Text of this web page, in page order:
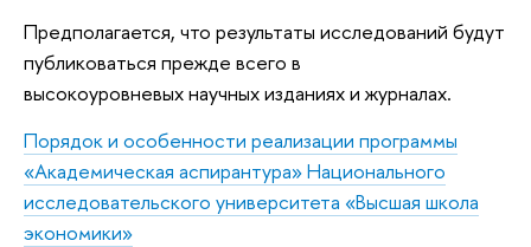
Предполагается, что результаты исследований будут
публиковаться прежде всего в
высокоуровневых научных изданиях и журналах.
Порядок и особенности реализации программы
«Академическая аспирантура» Национального
исследовательского университета «Высшая школа
экономики»